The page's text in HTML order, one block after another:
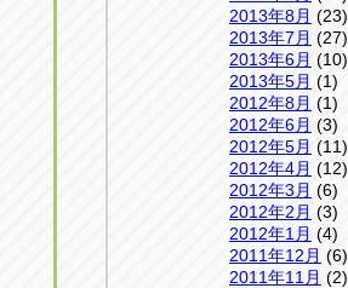
2013年8月 (23)
2013年7月 (27)
2013年6月 (10)
2013年5月 (1)
2012年8月 (1)
2012年6月 (3)
2012年5月 (11)
2012年4月 (12)
2012年3月 (6)
2012年2月 (3)
2012年1月 (4)
2011年12月 (6)
2011年11月 (2)